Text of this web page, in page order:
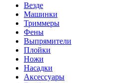
Везде
Машинки
Триммеры
Фены
Выпрямители
Плойки
Ножи
Насадки
Аксессуары